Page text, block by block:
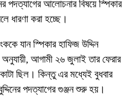
পদত্যাগের আলোচনার বিষয়ে স্পিকার
ধারণা করা হচ্ছে।
যান স্পিকার হাফিজ উদ্দিন
আগামী ২৬ জুলাই তার ফেরার
ছিল। কিন্তু এর মধ্যেই বুধবার
পদত্যাগের গুঞ্জন শুরু হয়।